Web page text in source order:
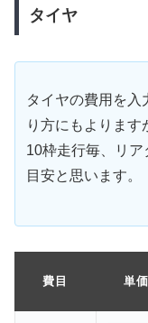
タイヤ
タイヤの費用を入
り方にもよりま
10枠走行毎、リ
目安と思います。
費目 単